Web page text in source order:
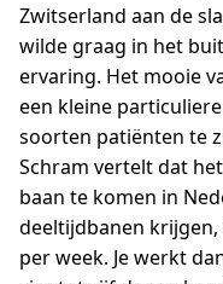
Zwitserland aan de
wilde graag in het
ervaring. Het mooie
een kleine
soorten patiënten te
Schram vertelt dat
baan te komen in
deeltijdbanen
per week. Je werkt